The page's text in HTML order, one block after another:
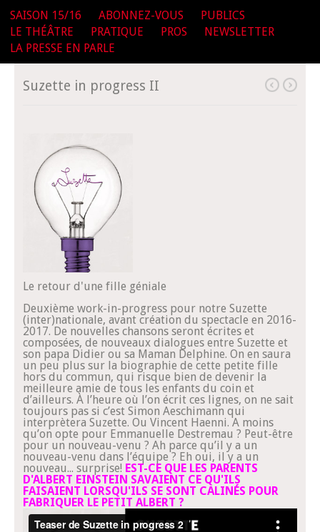
SAISON 15/16 ABONNEZ-VOUS
PUBLICS
LE THÉÂTRE
PRATIQUE PROS
NEWSLETTER
LA PRESSE EN PARLE
Suzette in progress II
Le retour d'une fille géniale
Deuxième work-in-progress pour notre Suzette
(inter)nationale, avant création du spectacle en 2016-
2017. De nouvelles chansons seront écrites et
composées, de nouveaux dialogues entre Suzette et
son papa Didier ou sa Maman Delphine. On en saura
un peu plus sur la biographie de cette petite fille
hors du commun, qui risque bien de devenir la
meilleure amie de tous les enfants du coin et
d’ailleurs. À l’heure où l’on écrit ces lignes, on ne sait
toujours pas si c’est Simon Aeschimann qui
interprètera Suzette. Ou Vincent Haenni. A moins
qu’on opte pour Emmanuelle Destremau ? Peut-être
pour un nouveau-venu ? Ah parce qu’il y a un
nouveau-venu dans l’équipe ? Eh oui, il y a un
nouveau... surprise! EST-CE QUE LES PARENTS
D'ALBERT EINSTEIN SAVAIENT CE QU'ILS
FAISAIENT LORSQU'ILS SE SONT CALINÉS POUR
FABRIQUER LE PETIT ALBERT ?